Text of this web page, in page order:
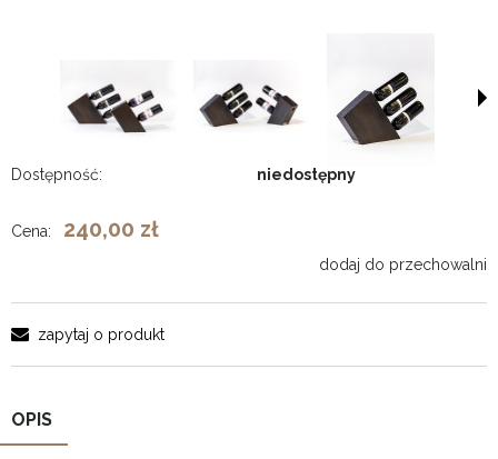
Dostępność: niedostępny
Cena: 240,00 zł
dodaj do przechowalni
zapytaj o produkt
OPIS